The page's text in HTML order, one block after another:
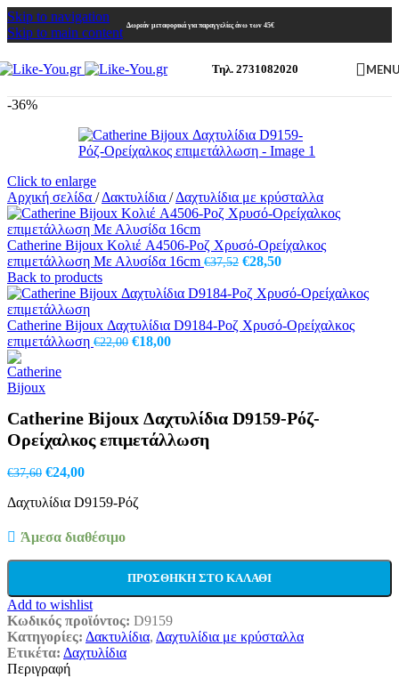
Skip to navigation
Skip to main content Δωρεάν μεταφορικά για παραγγελίες άνω των 45€
Τηλ. 2731082020
-36%
Click to enlarge
Αρχική σελίδα / Δακτυλίδια / Δαχτυλίδια με κρύσταλλα
Catherine Bijoux Κολιέ A4506-Ροζ Χρυσό-Ορείχαλκος
επιμετάλλωση Με Αλυσίδα 16cm €37,52 Original
was:
€28,50Η
τιμή
€28,50.
Back to products
Catherine Bijoux Δαχτυλίδια D9184-Ροζ Χρυσό-Ορείχαλκος
επιμετάλλωση €22,00 Original
€18,00Η
Catherine Bijoux Δαχτυλίδια D9159-Ρόζ-
Ορείχαλκος επιμετάλλωση
€37,60 Original
was:
€24,00Η
τιμή
€24,00.
Δαχτυλίδια D9159-Ρόζ
Άμεσα διαθέσιμο
ΠΡΟΣΘΉΚΗ ΣΤΟ ΚΑΛΆΘΙ
Add to wishlist
Κωδικός προϊόντος: D9159
Κατηγορίες: Δακτυλίδια, Δαχτυλίδια με κρύσταλλα
Ετικέτα: Δαχτυλίδια
Περιγραφή